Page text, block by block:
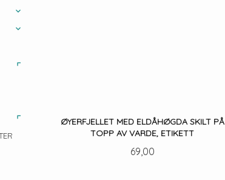
ØYERFJELLET MED ELDÅHØGDA SKILT PÅ
TOPP AV VARDE, ETIKETT
Pris
69,00